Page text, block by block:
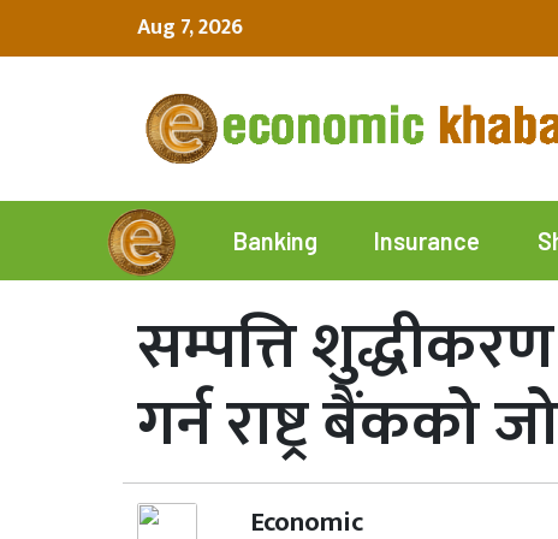
Aug 7, 2026
Banking Insurance
सम्पत्ति
गर्न राष्ट्र बैंकको
Economic